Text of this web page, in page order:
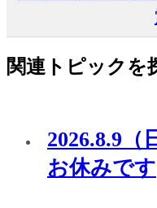
関連トピックを
2026.8.9（
お休みです